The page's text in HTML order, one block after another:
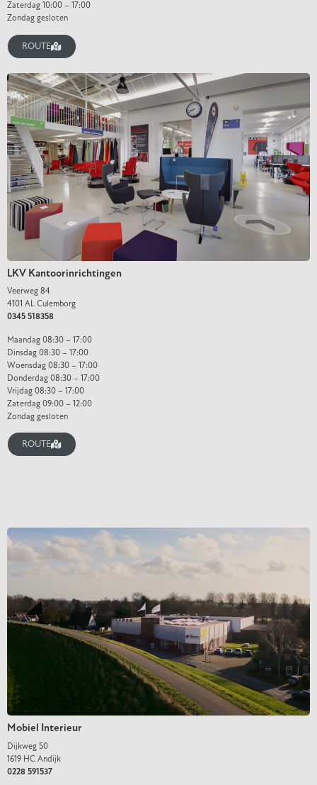
Zaterdag 10:00 – 17:00
Zondag gesloten
ROUTE
LKV Kantoorinrichtingen
Veerweg 84
4101 AL Culemborg
0345 518358
Maandag 08:30 – 17:00
Dinsdag 08:30 – 17:00
Woensdag 08:30 – 17:00
Donderdag 08:30 – 17:00
Vrijdag 08:30 – 17:00
Zaterdag 09:00 – 12:00
Zondag gesloten
ROUTE
Mobiel Interieur
Dijkweg 50
1619 HC Andijk
0228 591537